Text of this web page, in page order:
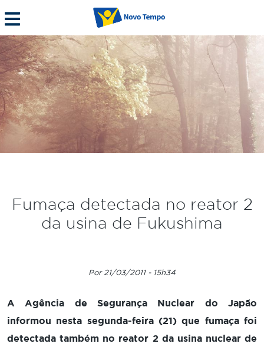
Fumaça detectada no reator 2
da usina de Fukushima
Por 21/03/2011 - 15h34
A Agência de Segurança Nuclear do Japão
informou nesta segunda-feira (21) que fumaça foi
detectada também no reator 2 da usina nuclear de